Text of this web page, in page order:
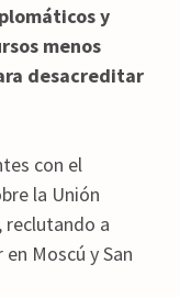
y
menos
desacreditar
con el
la Unión
reclutando a
Moscú y San